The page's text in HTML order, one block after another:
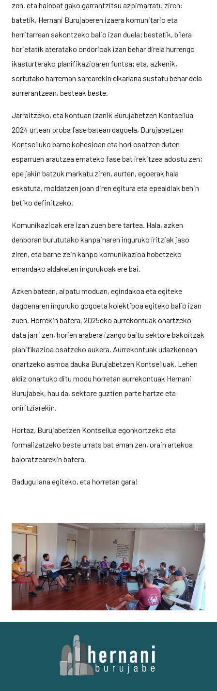
zen, eta hainbat gako garrantzitsu azpimarratu ziren:
batetik, Hernani Burujaberen izaera komunitario eta
herritarrean sakontzeko balio izan duela; bestetik, bilera
horietatik ateratako ondorioak izan behar direla hurrengo
ikasturterako planifikazioaren funtsa; eta, azkenik,
sortutako harreman sarearekin elkarlana sustatu behar dela
aurrerantzean, besteak beste.
Jarraitzeko, eta kontuan izanik Burujabetzen Kontseilua
2024 urtean proba fase batean dagoela, Burujabetzen
Kontseiluko barne kohesioan eta hori osatzen duten
esparruen arautzea emateko fase bat irekitzea adostu zen;
epe jakin batzuk markatu ziren, aurten, egoerak hala
eskatuta, moldatzen joan diren egitura eta epealdiak behin
betiko definitzeko.
Komunikazioak ere izan zuen bere tartea. Hala, azken
denboran burututako kanpainaren inguruko iritziak jaso
ziren, eta barne zein kanpo komunikazioa hobetzeko
emandako aldaketen ingurukoak ere bai.
Azken batean, aipatu moduan, egindakoa eta egiteke
dagoenaren inguruko gogoeta kolektiboa egiteko balio izan
zuen. Horrekin batera, 2025eko aurrekontuak onartzeko
data jarri zen, horien arabera izango baitu sektore bakoitzak
planifikazioa osatzeko aukera. Aurrekontuak udazkenean
onartzeko asmoa dauka Burujabetzen Kontseiluak. Lehen
aldiz onartuko ditu modu horretan aurrekontuak Hernani
Burujabek, hau da, sektore guztien parte hartze eta
oniritziarekin.
Hortaz, Burujabetzen Kontseilua egonkortzeko eta
formalizatzeko beste urrats bat eman zen, orain artekoa
baloratzearekin batera.
Badugu lana egiteko, eta horretan gara!